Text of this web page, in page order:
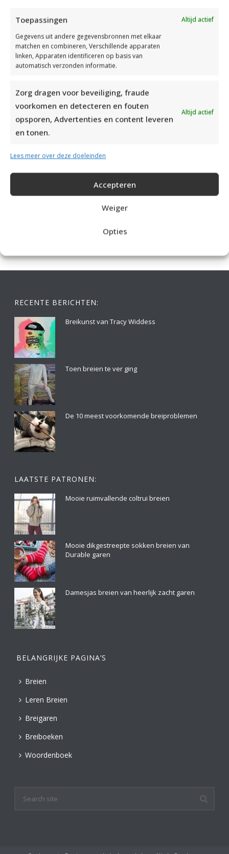
Toepassingen
Altijd actief
Gegevens uit andere gegevensbronnen met elkaar
matchen en combineren, Verschillende apparaten
linken, Apparaten identificeren op basis van
automatisch verzonden informatie.
Zorg dragen voor beveiliging, fraude
voorkomen en detecteren en fouten
opsporen, Advertenties en content leveren
en tonen.
Altijd actief
Lees meer over deze doeleinden
Accepteren
Weiger
Opties
IDEALE CAPUCHONTRUI BREIEN VOOR THUIS OP DE BANK
RECENTE BERICHTEN:
Breikunst van Tracy Widdess
Toen breien te ver ging
De 10 meest voorkomende breiproblemen
LAATSTE PATRONEN:
Mooie ruimvallende coltrui breien
Mooie dikgestreepte sokken breien van
Durable garen
Damesjas breien van heerlijk zacht garen
BELANGRIJKE PAGINA’S
Breien
Leren Breien
Breigaren
Breiboeken
Woordenboek